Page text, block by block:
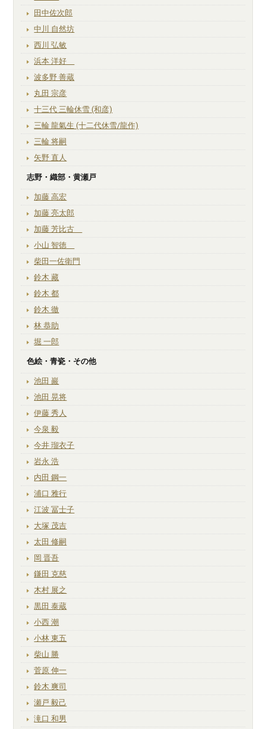
田中佐次郎
中川 自然坊
西川 弘敏
浜本 洋好
波多野 善蔵
丸田 宗彦
十三代 三輪休雪 (和彦)
三輪 龍氣生 (十二代休雪/龍作)
三輪 将嗣
矢野 直人
志野・織部・黄瀬戸
加藤 高宏
加藤 亮太郎
加藤 芳比古
小山 智徳
柴田一佐衛門
鈴木 藏
鈴木 都
鈴木 徹
林 恭助
堀 一郎
色絵・青瓷・その他
池田 巖
池田 晃将
伊藤 秀人
今泉 毅
今井 瑠衣子
岩永 浩
内田 鋼一
浦口 雅行
江波 冨士子
大塚 茂吉
太田 修嗣
岡 晋吾
鎌田 克慈
木村 展之
黒田 泰蔵
小西 潮
小林 東五
柴山 勝
菅原 伸一
鈴木 爽司
瀬戸 毅己
滝口 和男